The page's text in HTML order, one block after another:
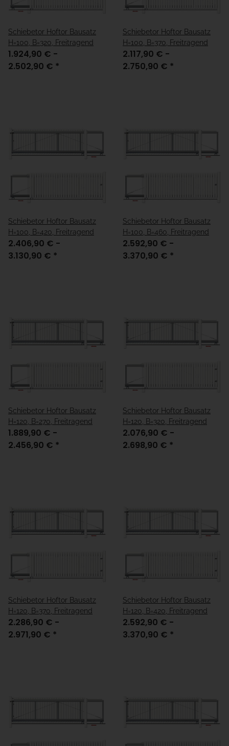
Schiebetor Hoftor Bausatz
H=100, B=320, Freitragend
1.924,90 € -
2.502,90 € *
Schiebetor Hoftor Bausatz
H=100, B=370, Freitragend
2.117,90 € -
2.750,90 € *
Schiebetor Hoftor Bausatz
H=100, B=420, Freitragend
2.406,90 € -
3.130,90 € *
Schiebetor Hoftor Bausatz
H=100, B=460, Freitragend
2.592,90 € -
3.370,90 € *
Schiebetor Hoftor Bausatz
H=120, B=270, Freitragend
1.889,90 € -
2.456,90 € *
Schiebetor Hoftor Bausatz
H=120, B=320, Freitragend
2.076,90 € -
2.698,90 € *
Schiebetor Hoftor Bausatz
H=120, B=370, Freitragend
2.286,90 € -
2.971,90 € *
Schiebetor Hoftor Bausatz
H=120, B=420, Freitragend
2.592,90 € -
3.370,90 € *